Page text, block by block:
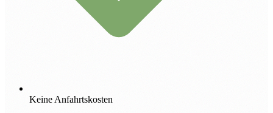
Keine Anfahrtskosten